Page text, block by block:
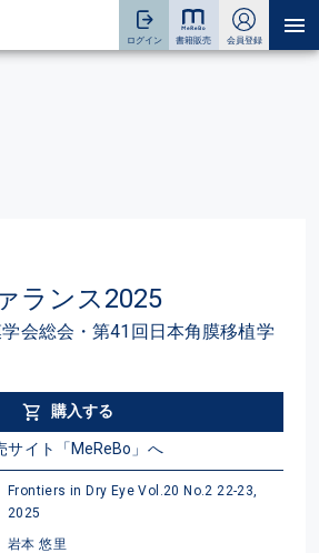
ランス2025
学会総会・第41回日本角膜移植学
購入する
サイト「MeReBo」へ
Frontiers in Dry Eye Vol.20 No.2 22-23,
2025
岩本 悠里